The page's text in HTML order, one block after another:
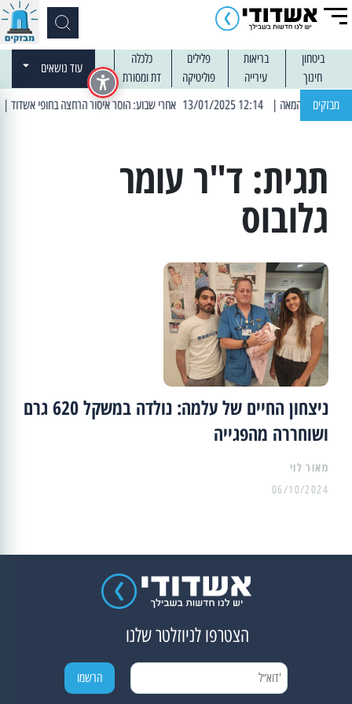
ביטחון בריאות פלילים
כלכלה
חינוך
עירייה פוליטיקה דת ומסורת
עוד נושאים
מבזקים | 12:14 13/01/2025 אחרי שבוע: הוסר איסור הרחצה בחופי אשדוד | 13:04 14/01/2025 עובדים בלילות: עבודות
תגית: ד"ר עומר
גלובוס
ניצחון החיים של עלמה: נולדה במשקל 620 גרם
ושוחררה מהפגייה
מאור לוי
06/10/2024
הצטרפו לניוזלטר שלנו